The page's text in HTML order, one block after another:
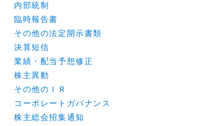
内部統制
臨時報告書
その他の法定開示書類
決算短信
業績・配当予想修正
株主異動
その他のＩＲ
コーポレートガバナンス
株主総会招集通知